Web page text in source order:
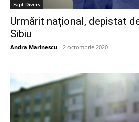
Fapt Divers
Urmărit național, depistat
Sibiu
Andra Marinescu - 2 octombrie 2020